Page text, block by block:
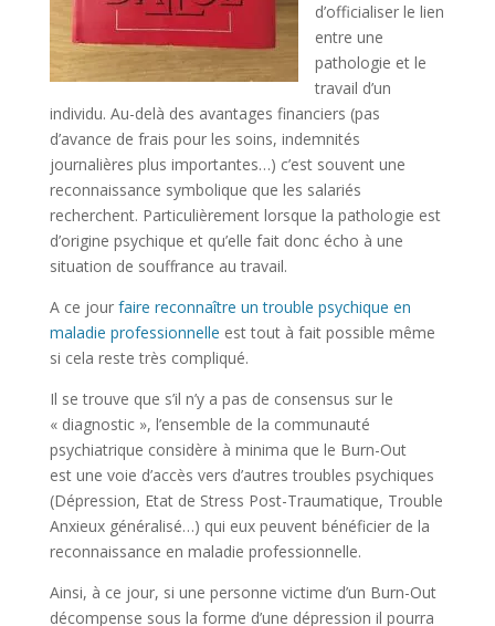
d’officialiser le lien
entre une
pathologie et le
travail d’un
individu. Au-delà des avantages financiers (pas
d’avance de frais pour les soins, indemnités
journalières plus importantes…) c’est souvent une
reconnaissance symbolique que les salariés
recherchent. Particulièrement lorsque la pathologie est
d’origine psychique et qu’elle fait donc écho à une
situation de souffrance au travail.
A ce jour faire reconnaître un trouble psychique en
maladie professionnelle est tout à fait possible même
si cela reste très compliqué.
Il se trouve que s’il n’y a pas de consensus sur le
« diagnostic », l’ensemble de la communauté
psychiatrique considère à minima que le Burn-Out
est une voie d’accès vers d’autres troubles psychiques
(Dépression, Etat de Stress Post-Traumatique, Trouble
Anxieux généralisé…) qui eux peuvent bénéficier de la
reconnaissance en maladie professionnelle.
Ainsi, à ce jour, si une personne victime d’un Burn-Out
décompense sous la forme d’une dépression il pourra